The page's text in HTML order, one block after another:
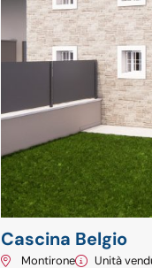
Cascina Belgio
Montirone Unità